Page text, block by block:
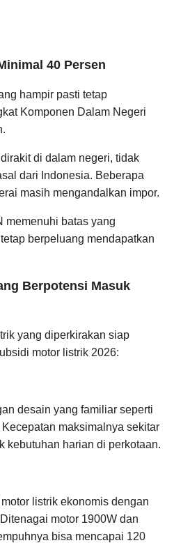
40 Persen
hampir pasti tetap
Komponen Dalam Negeri
di dalam negeri, tidak
dari Indonesia. Beberapa
masih mengandalkan impor.
memenuhi batas yang
berpeluang mendapatkan
Berpotensi Masuk
yang diperkirakan siap
motor listrik 2026:
desain yang familiar seperti
maksimalnya sekitar
kebutuhan harian di perkotaan.
listrik ekonomis dengan
motor 1900W dan
bisa mencapai 120